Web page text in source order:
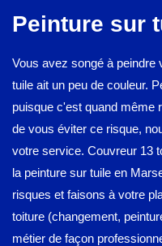
Peinture sur
Vous avez songé à peindre
tuile ait un peu de couleur.
puisque c'est quand même
de vous éviter ce risque,
votre service. Couvreur 13
la peinture sur tuile en
risques et faisons à votre
toiture (changement,
métier de façon